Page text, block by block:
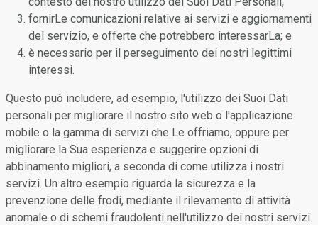
fornirLe comunicazioni relative ai servizi e aggiornamenti
del servizio, e offerte che potrebbero interessarLa; e
è necessario per il perseguimento dei nostri legittimi
interessi.
Questo può includere, ad esempio, l'utilizzo dei Suoi Dati
personali per migliorare il nostro sito web o l'applicazione
mobile o la gamma di servizi che Le offriamo, oppure per
migliorare la Sua esperienza e suggerire opzioni di
abbinamento migliori, a seconda di come utilizza i nostri
servizi. Un altro esempio riguarda la sicurezza e la
prevenzione delle frodi, mediante il rilevamento di attività
anomale o di schemi fraudolenti nell'utilizzo dei nostri servizi.